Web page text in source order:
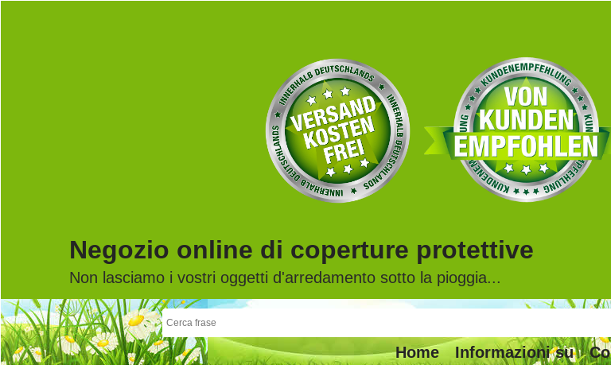
Negozio online di coperture protettive
Non lasciamo i vostri oggetti d'arredamento sotto la pioggia...
Home Informazioni su